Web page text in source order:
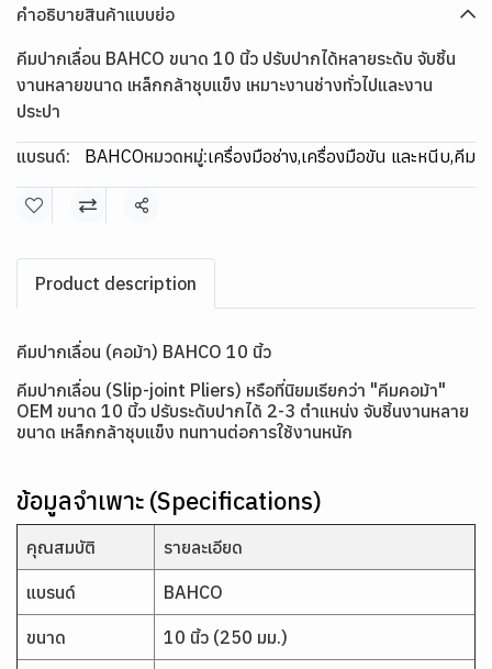
คำอธิบายสินค้าแบบย่อ
คีมปากเลื่อน BAHCO ขนาด 10 นิ้ว ปรับปากได้หลายระดับ จับชิ้น
งานหลายขนาด เหล็กกล้าชุบแข็ง เหมาะงานช่างทั่วไปและงาน
ประปา
แบรนด์: BAHCOหมวดหมู่:เครื่องมือช่าง,เครื่องมือขัน และหนีบ,คีม
แชร์
Product description
คีมปากเลื่อน (คอม้า) BAHCO 10 นิ้ว
คีมปากเลื่อน (Slip-joint Pliers) หรือที่นิยมเรียกว่า "คีมคอม้า"
OEM ขนาด 10 นิ้ว ปรับระดับปากได้ 2-3 ตำแหน่ง จับชิ้นงานหลาย
ขนาด เหล็กกล้าชุบแข็ง ทนทานต่อการใช้งานหนัก
ข้อมูลจำเพาะ (Specifications)
คุณสมบัติ รายละเอียด
แบรนด์ BAHCO
ขนาด 10 นิ้ว (250 มม.)